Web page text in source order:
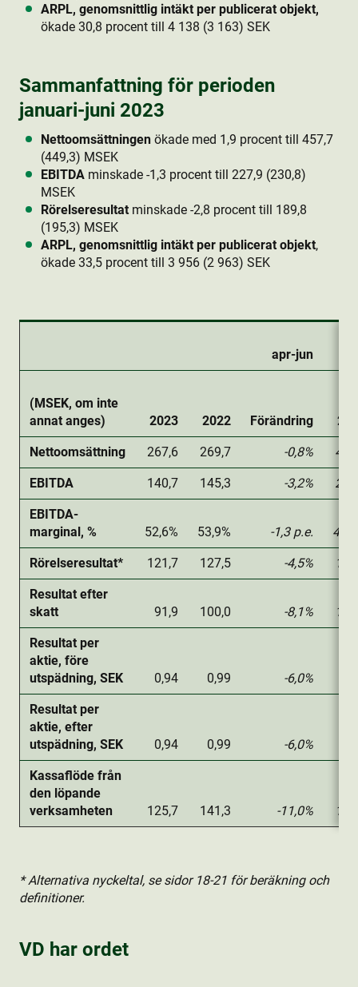
ARPL, genomsnittlig intäkt per publicerat objekt,
ökade 30,8 procent till 4 138 (3 163) SEK
Sammanfattning för perioden
januari-juni 2023
Nettoomsättningen ökade med 1,9 procent till 457,7
(449,3) MSEK
EBITDA minskade -1,3 procent till 227,9 (230,8)
MSEK
Rörelseresultat minskade -2,8 procent till 189,8
(195,3) MSEK
ARPL, genomsnittlig intäkt per publicerat objekt,
ökade 33,5 procent till 3 956 (2 963) SEK
apr-jun
(MSEK, om inte
annat anges)
2023 2022 Förändring
Nettoomsättning 267,6 269,7 -0,8%
EBITDA 140,7 145,3 -3,2%
EBITDA-
marginal, %
52,6% 53,9% -1,3 p.e.
Rörelseresultat* 121,7 127,5 -4,5%
Resultat efter
skatt
91,9 100,0 -8,1%
Resultat per
aktie­, före
utspädning, SEK
0,94 0,99 -6,0%
Resultat per
aktie­, efter
utspädning, SEK
0,94 0,99 -6,0%
Kassaflöde från
den löpande
verksamheten
125,7 141,3 -11,0%
* Alternativa nyckeltal, se sidor 18-21 för beräkning och
definitioner.
VD har ordet